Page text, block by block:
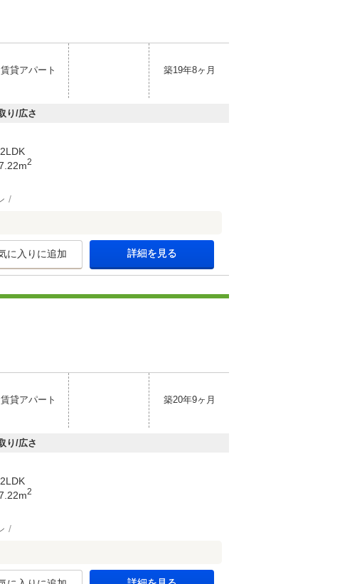
賃貸アパート 築19年8ヶ月
り/広さ
2LDK
2
に入りに追加 詳細を見る
賃貸アパート 築20年9ヶ月
り/広さ
2LDK
2